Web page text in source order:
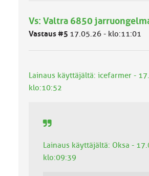
m
ä
k
a
Vs: Valtra 6850
Vastaus #5 17.05.26 - klo:11:01
Lainaus käyttäjältä: icefarmer -
klo:10:52
Lainaus käyttäjältä: Oksa -
klo:09:39